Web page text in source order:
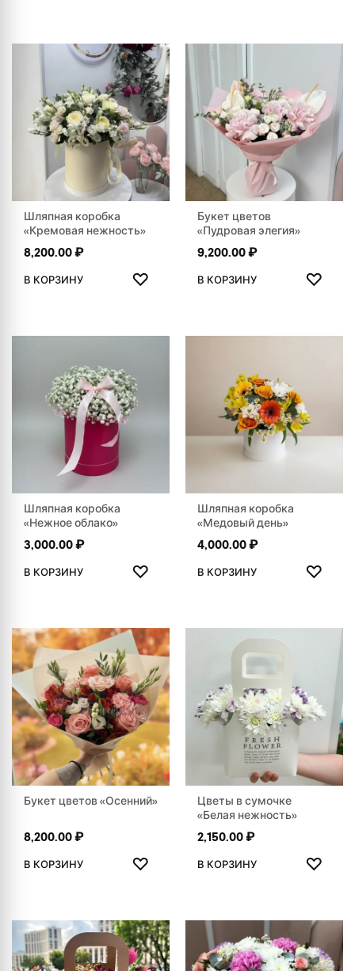
Шляпная коробка
«Кремовая нежность»
8,200.00₽
В КОРЗИНУ ♡
ДОБАВИТЬ В ИЗБРАННОЕ
Букет цветов
«Пудровая элегия»
9,200.00₽
В КОРЗИНУ ♡
Шляпная коробка
«Нежное облако»
3,000.00₽
В КОРЗИНУ ♡
ДОБАВИТЬ В ИЗБРАННОЕ
Шляпная коробка
«Медовый день»
4,000.00₽
В КОРЗИНУ ♡
Букет цветов «Осенний»
8,200.00₽
В КОРЗИНУ ♡
ДОБАВИТЬ В ИЗБРАННОЕ
Цветы в сумочке
«Белая нежность»
2,150.00₽
В КОРЗИНУ ♡